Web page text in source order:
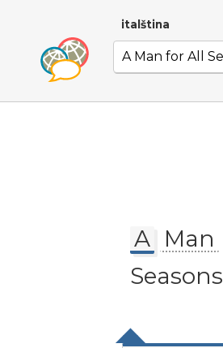
italština
A Man
Seasons